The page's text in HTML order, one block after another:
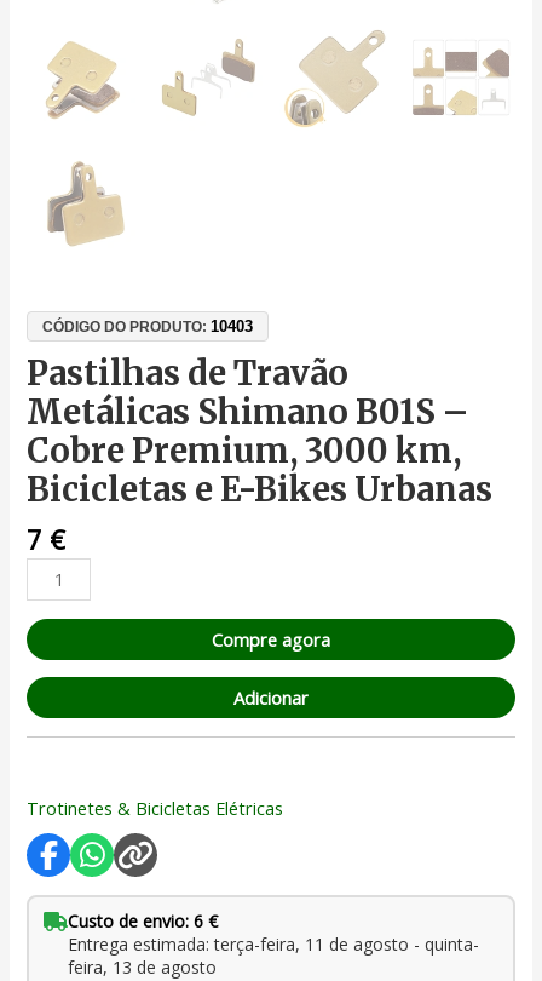
CÓDIGO DO PRODUTO:10403
Pastilhas de Travão
Metálicas Shimano B01S –
Cobre Premium, 3000 km,
Bicicletas e E-Bikes Urbanas
7 €
Compre agora
Adicionar
Trotinetes & Bicicletas Elétricas
Custo de envio: 6 €
Entrega estimada: terça-feira, 11 de agosto - quinta-
feira, 13 de agosto